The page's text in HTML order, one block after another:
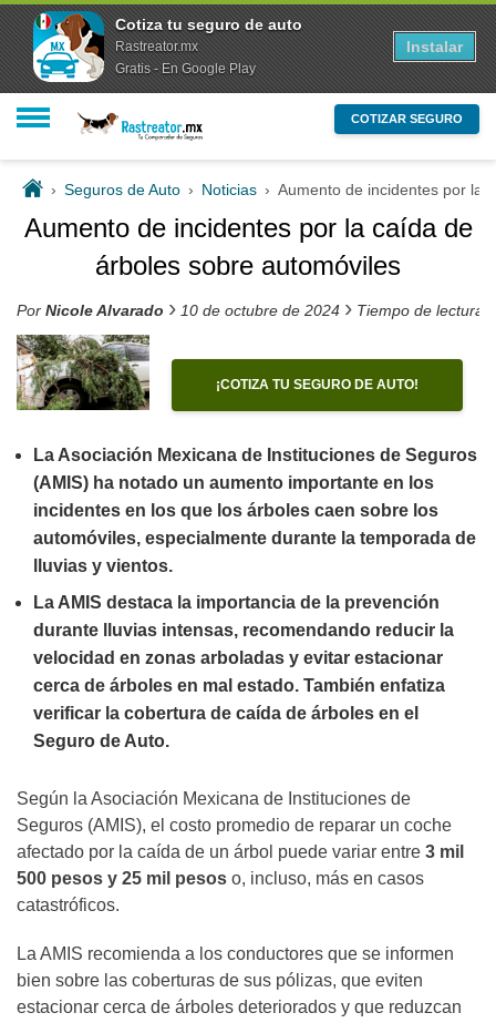
COTIZAR SEGURO
› Seguros de Auto › Noticias › Aumento de incidentes por la
Aumento de incidentes por la caída de
árboles sobre automóviles
Por Nicole Alvarado › 10 de octubre de 2024 › Tiempo de lectura
¡COTIZA TU SEGURO DE AUTO!
La Asociación Mexicana de Instituciones de Seguros
(AMIS) ha notado un aumento importante en los
incidentes en los que los árboles caen sobre los
automóviles, especialmente durante la temporada de
lluvias y vientos.
La AMIS destaca la importancia de la prevención
durante lluvias intensas, recomendando reducir la
velocidad en zonas arboladas y evitar estacionar
cerca de árboles en mal estado. También enfatiza
verificar la cobertura de caída de árboles en el
Seguro de Auto.
Según la Asociación Mexicana de Instituciones de
Seguros (AMIS), el costo promedio de reparar un coche
afectado por la caída de un árbol puede variar entre 3 mil
500 pesos y 25 mil pesos o, incluso, más en casos
catastróficos.
La AMIS recomienda a los conductores que se informen
bien sobre las coberturas de sus pólizas, que eviten
estacionar cerca de árboles deteriorados y que reduzcan
Cotiza tu seguro de auto
Rastreator.mx
Gratis - En Google Play
Instalar